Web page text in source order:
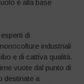
è alla base
di
industriali
e di cattiva qualità.
vuote dal punto di
destinate a